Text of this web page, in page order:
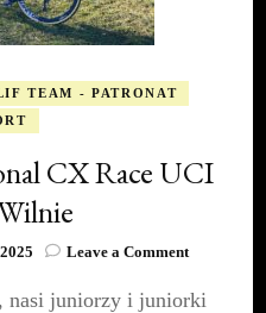
TEAM - PATRONAT
CX Race UCI
Leave a Commenton
nasi juniorzy i juniorki